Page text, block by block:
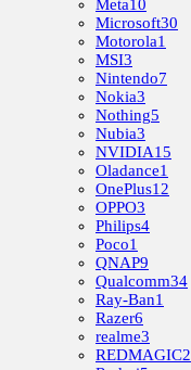
Meta10
Microsoft30
Motorola1
MSI3
Nintendo7
Nokia3
Nothing5
Nubia3
NVIDIA15
Oladance1
OnePlus12
OPPO3
Philips4
Poco1
QNAP9
Qualcomm34
Ray-Ban1
Razer6
realme3
REDMAGIC2